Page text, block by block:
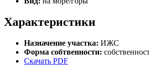
Характеристики
Назначение участка: ИЖС
Форма собтвенности:
Скачать PDF